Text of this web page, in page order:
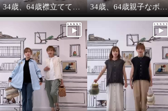
34歳、64歳襟立ててブルゾンを着る えっ？襟立てない？ 34歳、64歳親子なボーダーコーデstyle^_^